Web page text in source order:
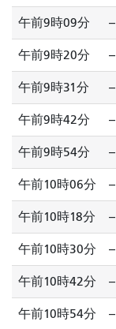
午前9時09分 --
午前9時20分 --
午前9時31分 --
午前9時42分 --
午前9時54分 --
午前10時06分 --
午前10時18分 --
午前10時30分 --
午前10時42分 --
午前10時54分 --